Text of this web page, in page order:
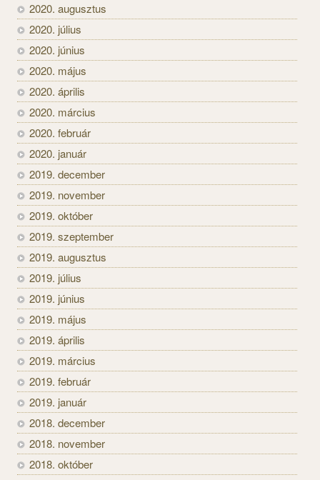
2020. augusztus
2020. július
2020. június
2020. május
2020. április
2020. március
2020. február
2020. január
2019. december
2019. november
2019. október
2019. szeptember
2019. augusztus
2019. július
2019. június
2019. május
2019. április
2019. március
2019. február
2019. január
2018. december
2018. november
2018. október